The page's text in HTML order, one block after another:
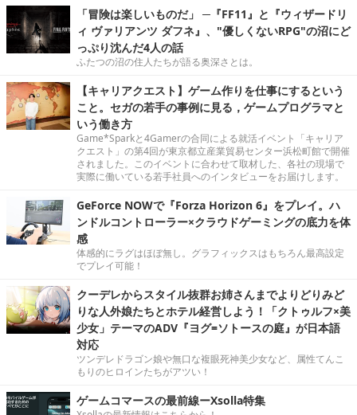
「冒険は楽しいものだ」 ─『FF11』と『ウィザードリ
ィ ヴァリアンツ ダフネ』、"優しくないRPG"の沼にど
っぷり沈んだ4人の話
ふたつの沼の住人たちが語る奥深さとは。
【キャリアクエスト】ゲーム作りを仕事にするという
こと。セガの若手の事例に見る，ゲームプログラマと
いう働き方
Game*Sparkと4Gamerの合同による就活イベント「キャリア
クエスト」の第4回が東京都立産業貿易センター浜松町館で開催
されました。このイベントに合わせて取材した、各社の現場で
実際に働いている若手社員へのインタビューをお届けします。
GeForce NOWで『Forza Horizon 6』をプレイ。ハ
ンドルコントローラー×クラウドゲーミングの底力を体
感
体感的にラグはほぼ無し。グラフィックスはもちろん最高設定
でプレイ可能！
クーデレからスタイル抜群お姉さんまでよりどりみど
りな人外娘たちとホテル経営しよう！「クトゥルフ×美
少女」テーマのADV『ヨグ=ソトースの庭』が日本語
対応
ツンデレドラゴン娘や無口な複眼死神美少女など、属性てんこ
もりのヒロインたちがアツい！
ゲームコマースの最前線ーXsolla特集